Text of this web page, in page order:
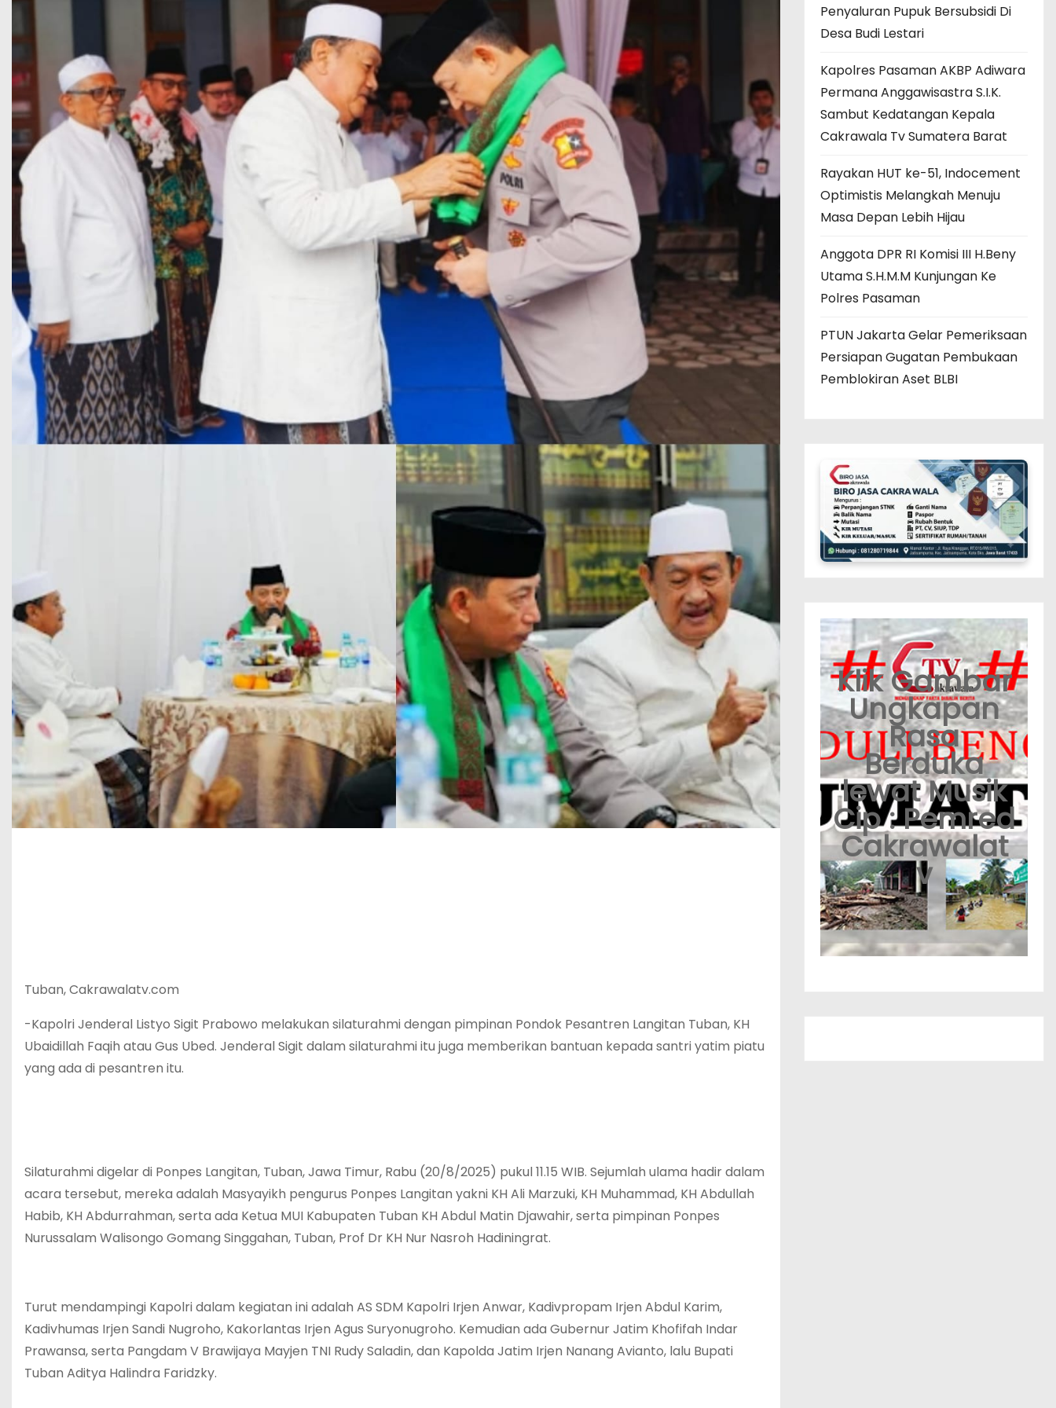
Tuban, Cakrawalatv.com
-Kapolri Jenderal Listyo Sigit Prabowo melakukan silaturahmi dengan pimpinan Pondok Pesantren Langitan Tuban, KH
Ubaidillah Faqih atau Gus Ubed. Jenderal Sigit dalam silaturahmi itu juga memberikan bantuan kepada santri yatim piatu
yang ada di pesantren itu.
Silaturahmi digelar di Ponpes Langitan, Tuban, Jawa Timur, Rabu (20/8/2025) pukul 11.15 WIB. Sejumlah ulama hadir dalam
acara tersebut, mereka adalah Masyayikh pengurus Ponpes Langitan yakni KH Ali Marzuki, KH Muhammad, KH Abdullah
Habib, KH Abdurrahman, serta ada Ketua MUI Kabupaten Tuban KH Abdul Matin Djawahir, serta pimpinan Ponpes
Nurussalam Walisongo Gomang Singgahan, Tuban, Prof Dr KH Nur Nasroh Hadiningrat.
Turut mendampingi Kapolri dalam kegiatan ini adalah AS SDM Kapolri Irjen Anwar, Kadivpropam Irjen Abdul Karim,
Kadivhumas Irjen Sandi Nugroho, Kakorlantas Irjen Agus Suryonugroho. Kemudian ada Gubernur Jatim Khofifah Indar
Prawansa, serta Pangdam V Brawijaya Mayjen TNI Rudy Saladin, dan Kapolda Jatim Irjen Nanang Avianto, lalu Bupati
Tuban Aditya Halindra Faridzky.
Penyaluran Pupuk Bersubsidi Di
Desa Budi Lestari
Kapolres Pasaman AKBP Adiwara
Permana Anggawisastra S.I.K.
Sambut Kedatangan Kepala
Cakrawala Tv Sumatera Barat
Rayakan HUT ke-51, Indocement
Optimistis Melangkah Menuju
Masa Depan Lebih Hijau
Anggota DPR RI Komisi III H.Beny
Utama S.H.M.M Kunjungan Ke
Polres Pasaman
PTUN Jakarta Gelar Pemeriksaan
Persiapan Gugatan Pembukaan
Pemblokiran Aset BLBI
Klik Gambar
Ungkapan
Rasa
Berduka
lewat Musik
Cip : Pemred
Cakrawalat
v